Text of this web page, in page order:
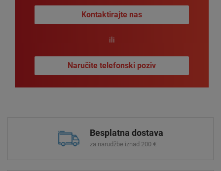
Kontaktirajte nas
ili
Naručite telefonski poziv
Besplatna dostava
za narudžbe iznad 200 €